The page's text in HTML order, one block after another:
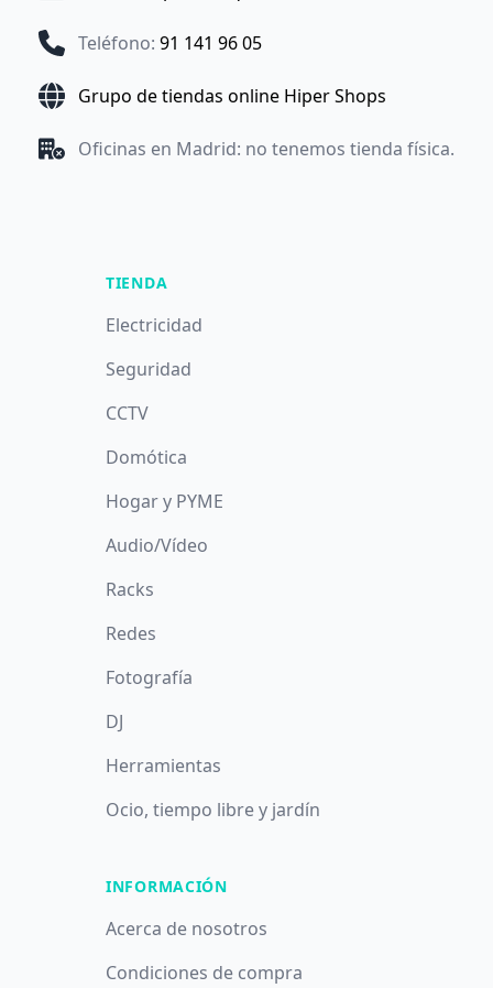
Teléfono: 91 141 96 05
Grupo de tiendas online Hiper Shops
Oficinas en Madrid: no tenemos tienda física.
TIENDA
Electricidad
Seguridad
CCTV
Domótica
Hogar y PYME
Audio/Vídeo
Racks
Redes
Fotografía
DJ
Herramientas
Ocio, tiempo libre y jardín
INFORMACIÓN
Acerca de nosotros
Condiciones de compra